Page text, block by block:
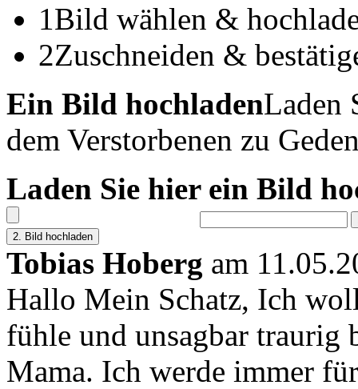
1Bild wählen &
2Zuschneiden &
Ein Bild hochladenLaden
dem Verstorbenen zu
Laden Sie hier ein Bild
Tobias Hoberg am
Hallo Mein Schatz, Ich
fühle und unsagbar traurig
Mama. Ich werde immer